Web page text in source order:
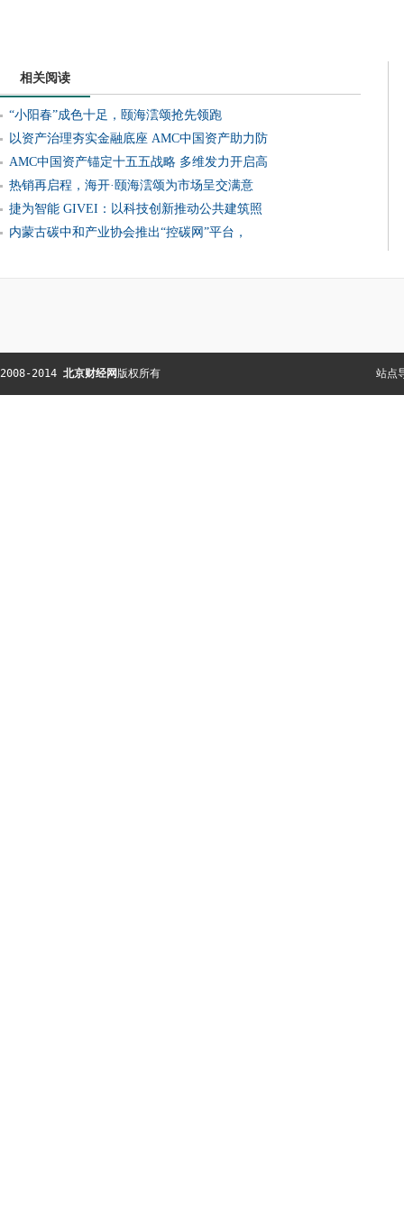
相关阅读
“小阳春”成色十足，颐海澐颂抢先领跑
以资产治理夯实金融底座 AMC中国资产助力防
AMC中国资产锚定十五五战略 多维发力开启高
热销再启程，海开·颐海澐颂为市场呈交满意
捷为智能 GIVEI：以科技创新推动公共建筑照
内蒙古碳中和产业协会推出“控碳网”平台，
2008-2014 北京财经网 版权所有 站点